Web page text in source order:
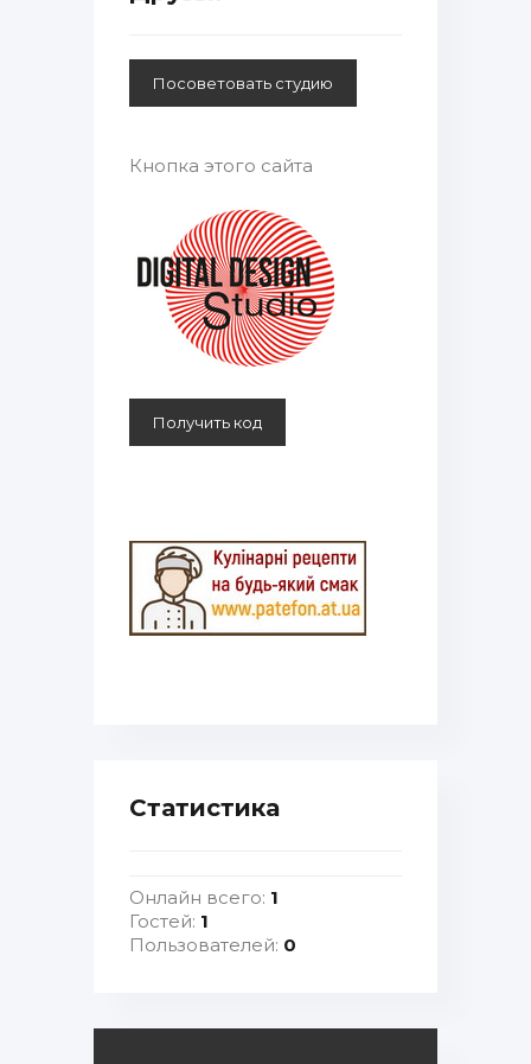
Кнопка этого сайта
Статистика
Онлайн всего: 1
Гостей: 1
Пользователей: 0